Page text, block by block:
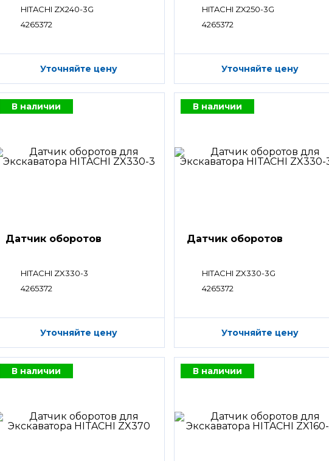
HITACHI ZX240-3G
4265372
Уточняйте цену
HITACHI ZX250-3G
4265372
Уточняйте цену
В наличии
Датчик оборотов
HITACHI ZX330-3
4265372
Уточняйте цену
В наличии
Датчик оборотов
HITACHI ZX330-3G
4265372
Уточняйте цену
В наличии В наличии